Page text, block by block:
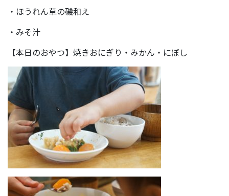
・ほうれん草の磯和え
・みそ汁
【本日のおやつ】焼きおにぎり・みかん・にぼし